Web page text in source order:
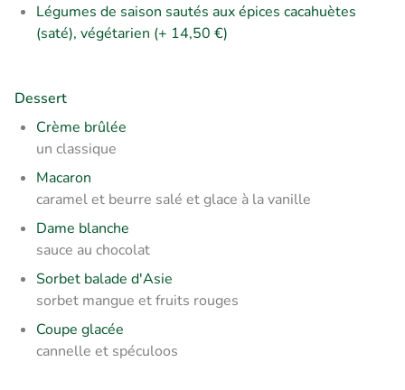
Légumes de saison sautés aux épices cacahuètes
(saté), végétarien (+ 14,50 €)
Dessert
Crème brûlée
un classique
Macaron
caramel et beurre salé et glace à la vanille
Dame blanche
sauce au chocolat
Sorbet balade d'Asie
sorbet mangue et fruits rouges
Coupe glacée
cannelle et spéculoos